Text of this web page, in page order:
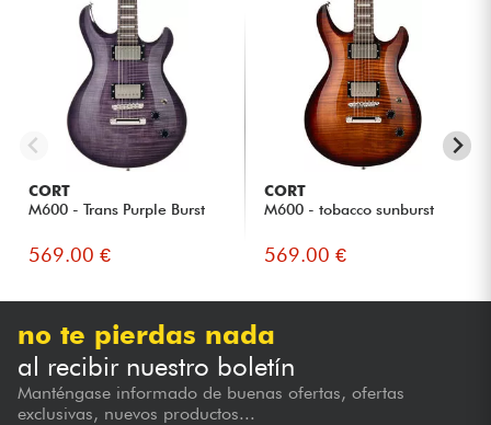
CORT
M600 - Trans Purple Burst
569.00 €
CORT
M600 - tobacco sunburst
569.00 €
no te pierdas nada
al recibir nuestro boletín
Manténgase informado de buenas ofertas, ofertas
exclusivas, nuevos productos...